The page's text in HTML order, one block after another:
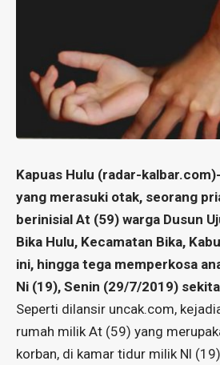
Kapuas Hulu (radar-kalbar.com
yang merasuki otak, seorang
berinisial At (59) warga Dusun
Bika Hulu, Kecamatan Bika,
ini, hingga tega memperkosa
Ni (19), Senin (29/7/2019)
Seperti dilansir uncak.com,
rumah milik At (59) yang
korban, di kamar tidur milik Nl